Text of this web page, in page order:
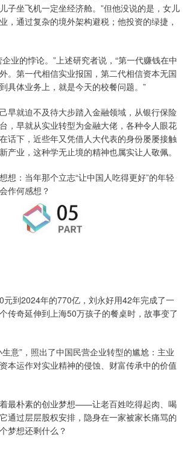
子坐飞机一定坐经济舱。”但他没说的是，女儿
，通过复杂的境外架构避税；他投资的绿捷，
的悖论。”上述研究者说，“第一代赚钱在中
。第一代相信实业报国，第二代相信资本无国
具体业务上，就是今天的校餐问题。”
就迫不及待大步踏入金融领域，从银行保险
，早就从实业转型为金融大佬，各种令人眼花
话下，近些年又凭借人大代表的身份屡屡接触
产业，这种学无止境的精神也属实让人敬佩。
：当年那个立志“让中国人吃得更好”的年轻
作何感想？
到2024年的770亿，刘永好用42年完成了一
传奇延伸到上海50万孩子的餐桌时，故事变了
意”，照出了中国民营企业转型的尴尬：主业
本运作对实业精神的侵蚀、财富传承中的价值
朴素的创业梦想——让老百姓吃得起肉、喝
通过层层股权安排，隐身在一家被家长痛骂的
梦想还剩什么？